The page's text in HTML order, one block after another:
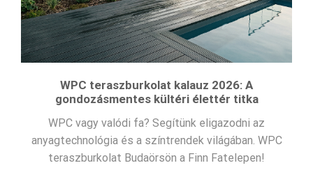
WPC teraszburkolat kalauz 2026: A
gondozásmentes kültéri élettér titka
WPC vagy valódi fa? Segítünk eligazodni az
anyagtechnológia és a színtrendek világában. WPC
teraszburkolat Budaörsön a Finn Fatelepen!